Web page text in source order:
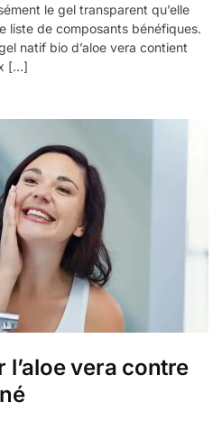
le gel transparent qu’elle
liste de composants bénéfiques.
natif bio d’aloe vera contient
[…]
vera contre